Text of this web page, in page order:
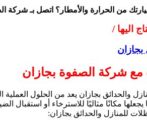
من الحرارة والأمطار؟ اتصل بـ شركة
اليها /
مع شركة الصفوة بجازان
والحدائق بجازان يعد من الحلول
يجعلها مكانًا مثاليًا للاسترخاء أو
للمنازل والحدائق بجازان: